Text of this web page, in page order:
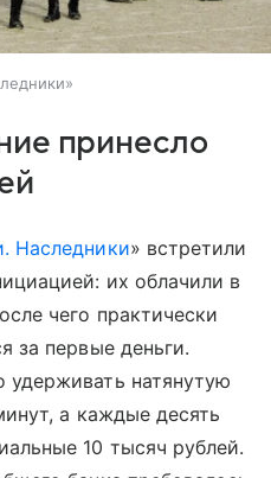
принесло
Наследники» встретили
их облачили в
чего практически
за первые деньги.
натянутую
а каждые десять
10 тысяч рублей.